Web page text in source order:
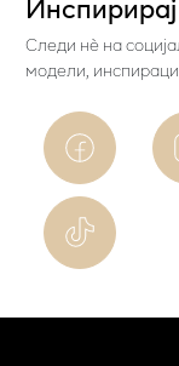
Следи нѐ на
модели,